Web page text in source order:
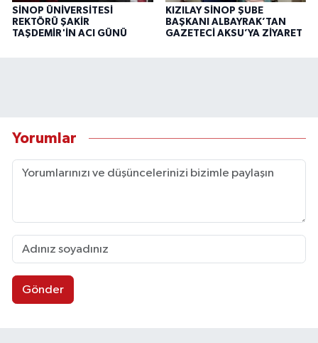
SİNOP ÜNİVERSİTESİ
REKTÖRÜ ŞAKİR
TAŞDEMİR'İN ACI GÜNÜ
KIZILAY SİNOP ŞUBE
BAŞKANI ALBAYRAK’TAN
GAZETECİ AKSU’YA ZİYARET
Yorumlar
Gönder